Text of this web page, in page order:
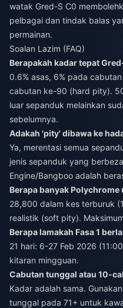
watak Gred-S C0
pelbagai dan tindak balas
permainan.
Soalan Lazim (FAQ)
Berapakah kadar tepat
0.6% asas, 6% pada
cabutan ke-90 (hard pity).
luar sepanduk melainkan
sebelumnya.
Adakah 'pity' dibawa ke
Ya, merentasi semua
jenis sepanduk yang
Engine/Bangboo adalah
Berapa banyak
28,800 dalam kes terburuk
realistik (soft pity).
Berapa lamakah Fasa 1
21 hari: 6-27 Feb 2026
kitaran mingguan.
Cabutan tunggal atau 10-
Kadar adalah sama.
tunggal pada 71+ untuk